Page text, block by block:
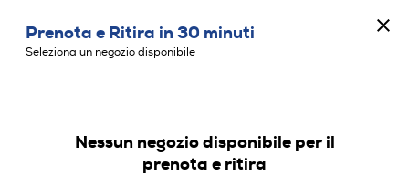
LAVASTOVIGLIE DA INCASSO
Prenota e Ritira in 30 minuti
Seleziona un negozio disponibile
Nessun negozio disponibile per il
prenota e ritira